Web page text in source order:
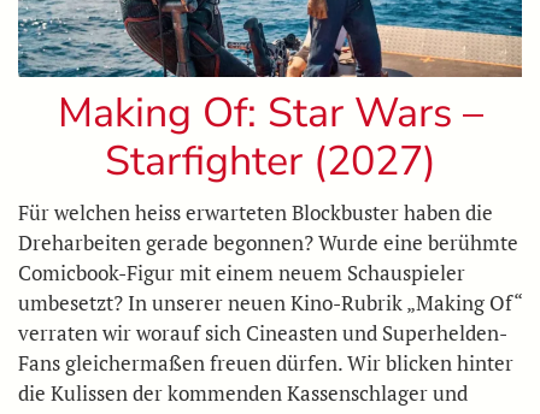
Making Of: Star Wars –
Starfighter (2027)
Für welchen heiss erwarteten Blockbuster haben die
Dreharbeiten gerade begonnen? Wurde eine berühmte
Comicbook-Figur mit einem neuem Schauspieler
umbesetzt? In unserer neuen Kino-Rubrik „Making Of“
verraten wir worauf sich Cineasten und Superhelden-
Fans gleichermaßen freuen dürfen. Wir blicken hinter
die Kulissen der kommenden Kassenschlager und